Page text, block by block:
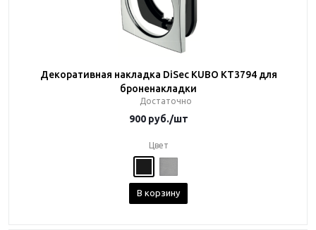
Декоративная накладка DiSec KUBO KT3794 для
броненакладки
Достаточно
900руб./шт
Цвет
В корзину